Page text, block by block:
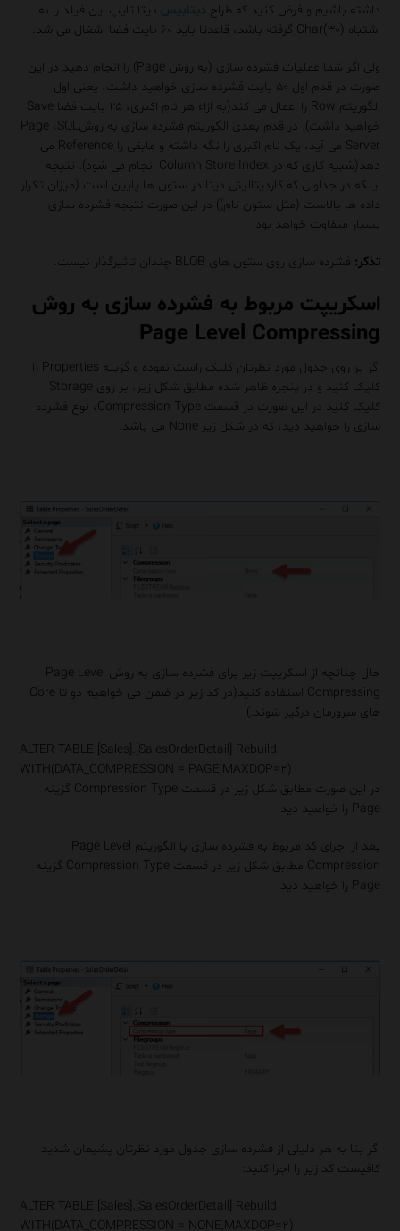
داشته باشیم و فرض کنید که طراح دیتابیس دیتا تایپ این فیلد را به
اشتباه Char(۳۰) گرفته باشد، قاعدتا باید ۶۰ بایت فضا اشغال می شد.
ولی اگر شما عملیات فشرده سازی (به روش Page) را انجام دهید در این
صورت در قدم اول ۵۰ بایت فشرده سازی خواهید داشت، یعنی اول
الگوریتم Row را اعمال می کند(به ازاء هر نام اکبری، ۲۵ بایت فضا Save
خواهید داشت). در قدم بعدی الگوریتم فشرده سازی به روشPage ،SQL
Server می آید، یک نام اکبری را نگه داشته و مابقی را Reference می
دهد(شبیه کاری که در Column Store Index انجام می شود). نتیجه
اینکه در جداولی که کاردیتالیتی دیتا در ستون ها پایین است (میزان تکرار
داده ها بالاست (مثل ستون نام)) در این صورت نتیجه فشرده سازی
بسیار متفاوت خواهد بود.
تذکر: فشرده سازی روی ستون های BLOB چندان تاثیرگذار نیست.
اسکریپت مربوط به فشرده سازی به روش
Page Level Compressing
اگر بر روی جدول مورد نظرتان کلیک راست نموده و گزینه Properties را
کلیک کنید و در پنجره ظاهر شده مطابق شکل زیر، بر روی Storage
کلیک کنید در این صورت در قسمت Compression Type، نوع فشرده
سازی را خواهید دید، که در شکل زیر None می باشد.
حال چنانچه از اسکریپت زیر برای فشرده سازی به روش Page Level
Compressing استفاده کنید(در کد زیر در ضمن می خواهیم دو تا Core
های سرورمان درگیر شوند.)
ALTER TABLE [Sales].[SalesOrderDetail] Rebuild
WITH (DATA_COMPRESSION = PAGE,MAXDOP ۲ )
در این صورت مطابق شکل زیر در قسمت Compression Type گزینه
Page را خواهید دید.
بعد از اجرای کد مربوط به فشرده سازی با الگوریتم Page Level
Compression مطابق شکل زیر در قسمت Compression Type گزینه
Page را خواهید دید.
اگر بنا به هر دلیلی از فشرده سازی جدول مورد نظرتان پشیمان شدید
کافیست کد زیر را اجرا کنید:
ALTER TABLE [Sales].[SalesOrderDetail] Rebuild
WITH (DATA_COMPRESSION = NONE,MAXDOP ۲ )